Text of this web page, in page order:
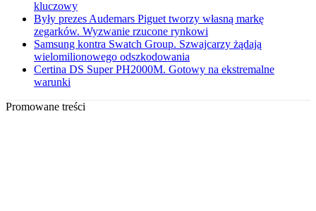
kluczowy
Były prezes Audemars Piguet tworzy własną markę
zegarków. Wyzwanie rzucone rynkowi
Samsung kontra Swatch Group. Szwajcarzy żądają
wielomilionowego odszkodowania
Certina DS Super PH2000M. Gotowy na ekstremalne
warunki
Promowane treści